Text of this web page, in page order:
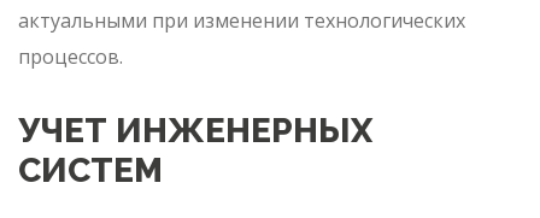
актуальными при изменении технологических
процессов.
УЧЕТ ИНЖЕНЕРНЫХ
СИСТЕМ